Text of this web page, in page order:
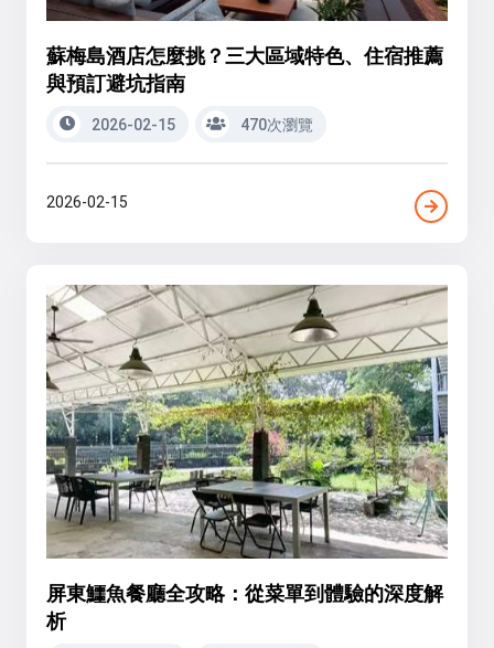
蘇梅島酒店怎麼挑？三大區域特色、住宿推薦
與預訂避坑指南
2026-02-15 470次瀏覽
2026-02-15
屏東鱷魚餐廳全攻略：從菜單到體驗的深度解
析